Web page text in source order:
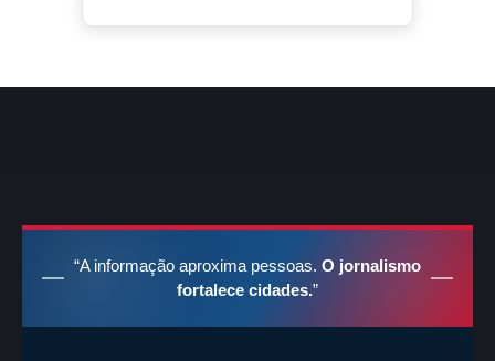
“A informação aproxima pessoas. O jornalismo
fortalece cidades.”